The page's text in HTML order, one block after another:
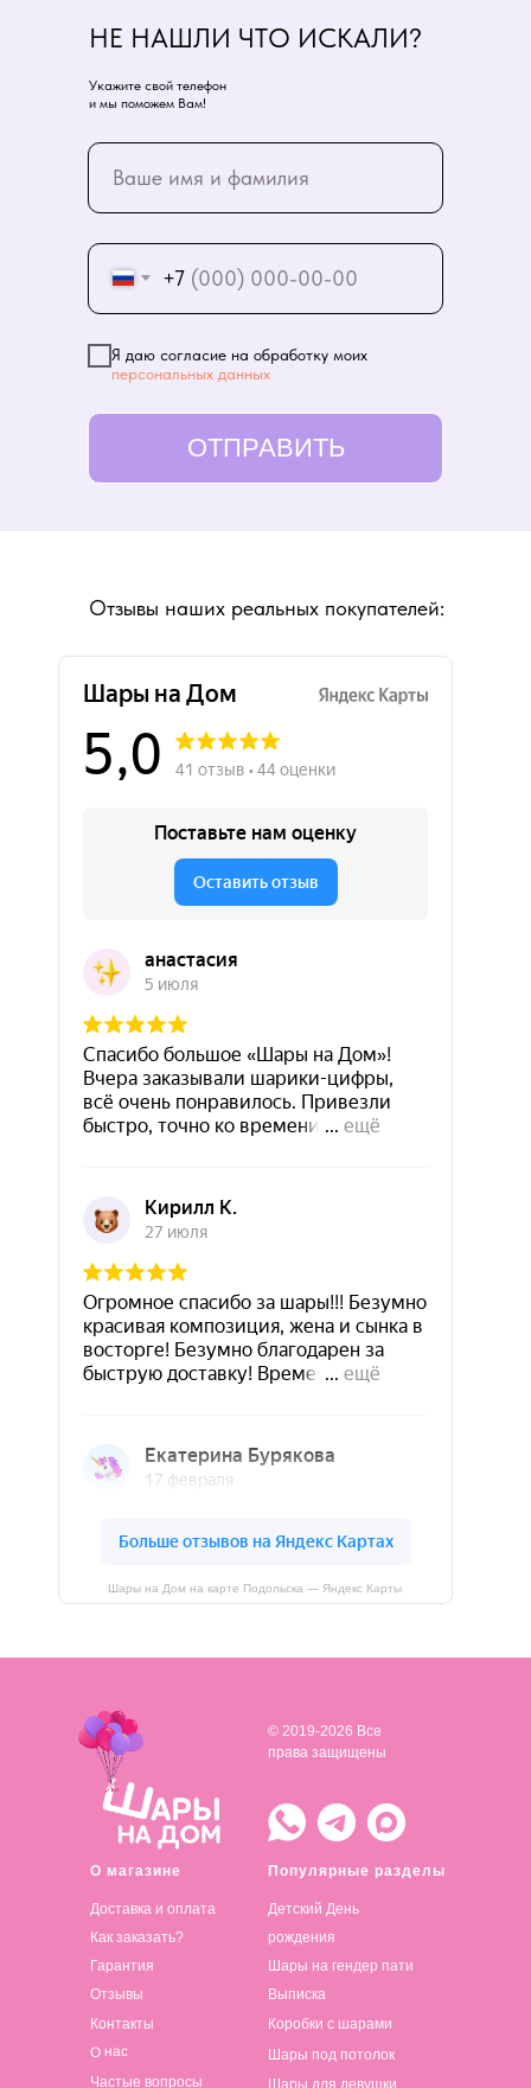
+7
Я даю согласие на обработку моих
персональных данных
ОТПРАВИТЬ
НЕ НАШЛИ ЧТО ИСКАЛИ?
Укажите свой телефон
и мы поможем Вам!
Шары на Дом на карте Подольска — Яндекс Карты
Отзывы наших реальных покупателей:
О магазине
Доставка и оплата
Популярные разделы
Детский День
рождения
© 2019-2026 Все
права защищены
Как заказать?
Гарантия
Отзывы
Контакты
О нас
Частые вопросы
Шары на гендер пати
Выписка
Коробки с шарами
Шары под потолок
Шары для девушки